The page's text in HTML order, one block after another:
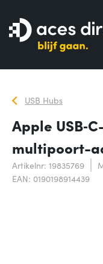
USB Hubs
Apple
multipoort-
Artikelnr: 19835769
EAN: 0190198914439